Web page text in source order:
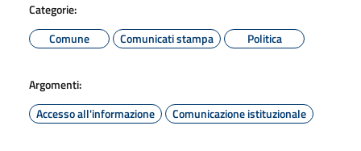
Categorie:
Comune
Comunicati stampa Politica
Argomenti:
Accesso all'informazione
Comunicazione istituzionale